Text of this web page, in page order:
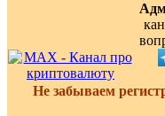
Не забываем